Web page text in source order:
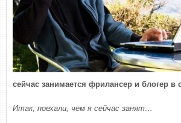
сейчас занимается фрилансер и блогер в
Итак, поехали, чем я сейчас занят…